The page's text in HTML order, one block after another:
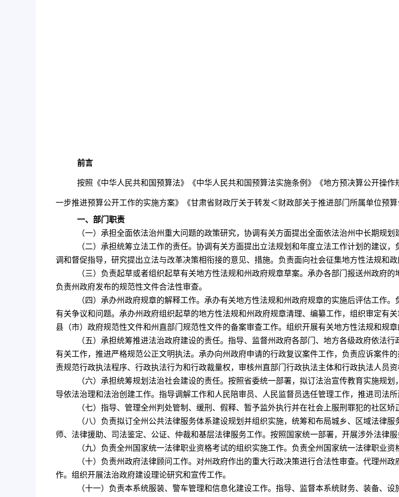
前言
按照《中华人民共和国预算法》《中华人民共和国预算法实施条例》《地方预决算公开操
一步推进预算公开工作的实施方案》《甘肃省财政厅关于转发＜财政部关于推进部门所属单位预
一、部门职责
（一）承担全面依法治州重大问题的政策研究，协调有关方面提出全面依法治州中长期规划
（二）承担统筹立法工作的责任。协调有关方面提出立法规划和年度立法工作计划的建议，
调和督促指导，研究提出立法与改革决策相衔接的意见、措施。负责面向社会征集地方性法规和政
（三）负责起草或者组织起草有关地方性法规和州政府规章草案。承办各部门报送州政府的
负责州政府发布的规范性文件合法性审查。
（四）承办州政府规章的解释工作。承办有关地方性法规和州政府规章的实施后评估工作。
有关争议和问题。承办州政府组织起草的地方性法规和州政府规章清理、编纂工作， 组织审定有
县（市）政府规范性文件和州直部门规范性文件的备案审查工作。组织开展有关地方性法规和规章
（五）承担统筹推进法治政府建设的责任。指导、监督州政府各部门、地方各级政府依法
有关工作，推进严格规范公正文明执法。承办向州政府申请的行政复议案件工作，负责应诉案件
责规范行政执法程序、行政执法行为和行政裁量权，审核州直部门行政执法主体和行政执法人员
（六）承担统筹规划法治社会建设的责任。按照省委统一部署，拟订法治宣传教育实施规
导依法治理和法治创建工作。指导调解工作和人民陪审员、人民监督员选任管理工作，推进司法所
（七）指导、管理全州判处管制、缓刑、假释、暂予监外执行并在社会上服刑罪犯的社区
（八）负责拟订全州公共法律服务体系建设规划并组织实施，统筹和布局城乡、区域法律
师、法律援助、司法鉴定、公证、仲裁和基层法律服务工作。按照国家统一部署，开展涉外法律服
（九）负责全州国家统一法律职业资格考试的组织实施工作。负责全州国家统一法律职业资
（十） 负责州政府法律顾问工作。对州政府作出的重大行政决策进行合法性审查。代理州
作。组织开展法治政府建设理论研究和宣传工作。
（十一） 负责本系统服装、警车管理和信息化建设工作。指导、监督本系统财务、装备、设